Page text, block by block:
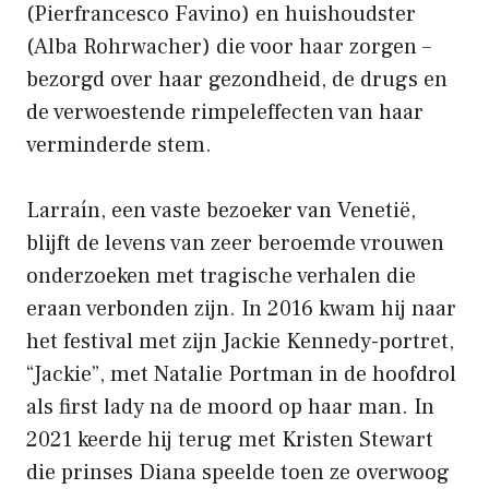
(Pierfrancesco Favino) en huishoudster
(Alba Rohrwacher) die voor haar zorgen –
bezorgd over haar gezondheid, de drugs en
de verwoestende rimpeleffecten van haar
verminderde stem.
Larraín, een vaste bezoeker van Venetië,
blijft de levens van zeer beroemde vrouwen
onderzoeken met tragische verhalen die
eraan verbonden zijn. In 2016 kwam hij naar
het festival met zijn Jackie Kennedy-portret,
“Jackie”, met Natalie Portman in de hoofdrol
als first lady na de moord op haar man. In
2021 keerde hij terug met Kristen Stewart
die prinses Diana speelde toen ze overwoog